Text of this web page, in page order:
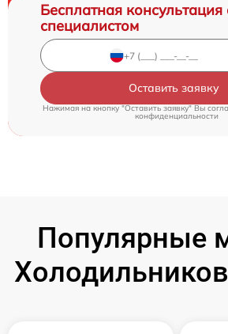
Бесплатная консультация
специалистом
Оставить заявку
Нажимая на кнопку "Оставить заявку" Вы
конфиденциальности
Популярные